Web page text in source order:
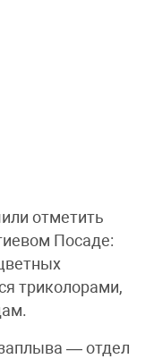
отметить
Посаде:
триколорами,
— отдел